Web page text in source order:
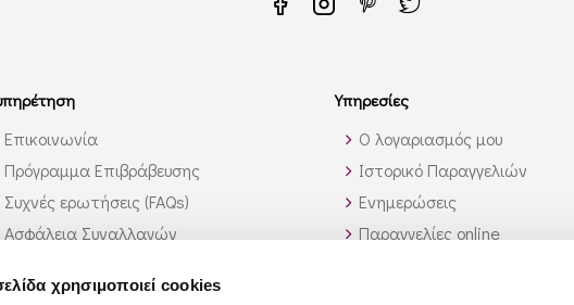
χρησιμοποιεί cookies
Επικοινωνία
Πρόγραμμα Επιβράβευσης
Συχνές ερωτήσεις (FAQs)
Ασφάλεια Συναλλαγών
Πως θα βρώ αυτό που ψάχνω;
Υπηρεσίες
Ο λογαριασμός μου
Ιστορικό Παραγγελιών
Ενημερώσεις
Παραγγελίες online